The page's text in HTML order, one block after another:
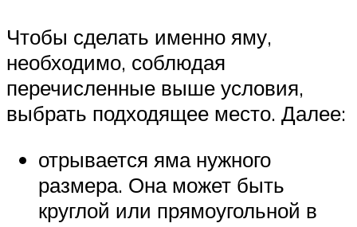
Чтобы сделать именно яму,
необходимо, соблюдая
перечисленные выше условия,
выбрать подходящее место. Далее:
отрывается яма нужного
размера. Она может быть
круглой или прямоугольной в